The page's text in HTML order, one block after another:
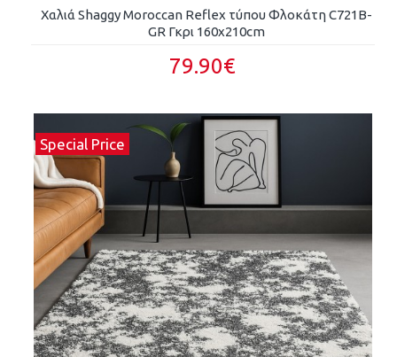
Χαλιά Shaggy Moroccan Reflex τύπου Φλοκάτη C721B-
GR Γκρι 160x210cm
79.90€
Special Price